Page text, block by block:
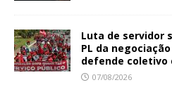
Luta de servidor
PL da
defende coletivo
07/08/2026